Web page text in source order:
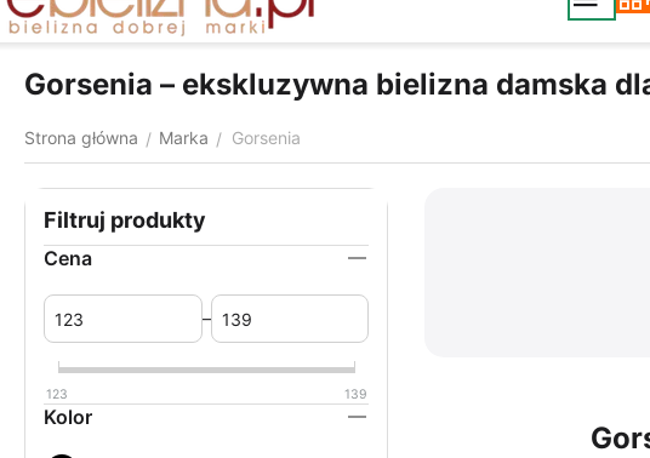
Gorsenia – ekskluzywna bielizna damska
Strona główna / Marka / Gorsenia
Filtruj produkty
Cena
–
123 139
Kolor